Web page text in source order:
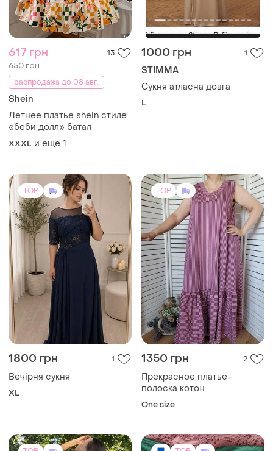
617 грн 13
650 грн
распродажа до 08 авг.
Shein
Летнее платье shein стиле
«беби долл» батал
XXXL и еще 1
1000 грн 1
STIMMA
Сукня атласна довга
L
TOP
1800 грн 1
Вечірня сукня
XL
TOP
1350 грн 2
Прекрасное платье-
полоска котон
One size